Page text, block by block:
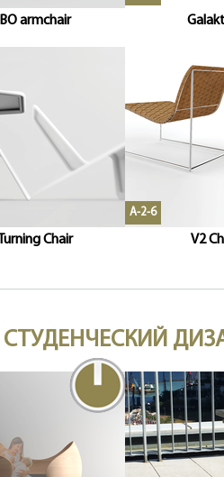
BO armchair
Turning Chair
A-2-6
V2
СТУДЕНЧЕСКИЙ